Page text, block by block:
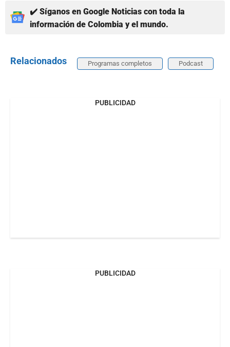
✔️ Síganos en Google Noticias con toda la
información de Colombia y el mundo.
Relacionados Programas completos Podcast
PUBLICIDAD
PUBLICIDAD